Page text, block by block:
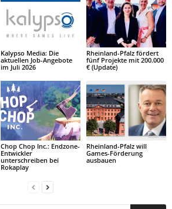
Kalypso Media: Die
aktuellen Job-Angebote
im Juli 2026
Rheinland-Pfalz fördert
fünf Projekte mit 200.000
€ (Update)
Chop Chop Inc.: Endzone-
Entwickler
unterschreiben bei
Rokaplay
Rheinland-Pfalz will
Games-Förderung
ausbauen